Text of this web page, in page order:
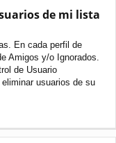
de mi lista
En cada perfil de
Amigos y/o Ignorados.
de Usuario
usuarios de su